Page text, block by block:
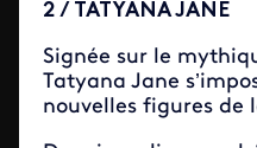
2 / TATYANA JANE
Signée sur le
Tatyana Jane
nouvelles figures de